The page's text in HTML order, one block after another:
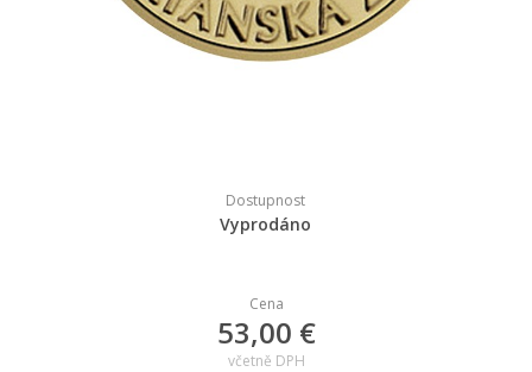
Dostupnost
Vyprodáno
Cena
53,00 €
včetně DPH